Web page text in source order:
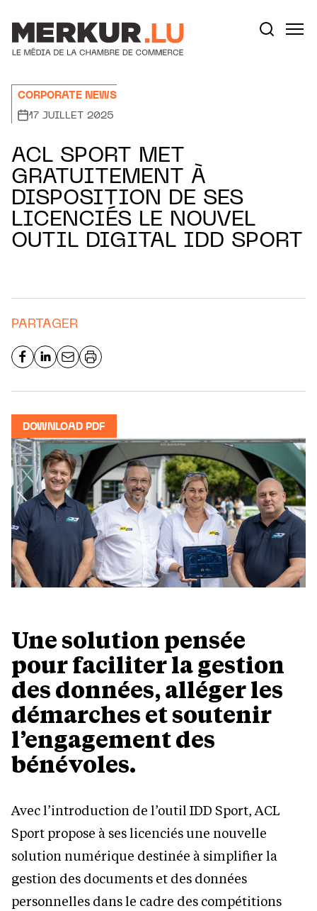
CORPORATE NEWS
17 JUILLET 2025
ACL SPORT MET
GRATUITEMENT À
DISPOSITION DE SES
LICENCIÉS LE NOUVEL
OUTIL DIGITAL IDD SPORT
PARTAGER
DOWNLOAD PDF
Une solution pensée
pour faciliter la gestion
des données, alléger les
démarches et soutenir
l’engagement des
bénévoles.
Avec l’introduction de l’outil IDD Sport, ACL
Sport propose à ses licenciés une nouvelle
solution numérique destinée à simplifier la
gestion des documents et des données
personnelles dans le cadre des compétitions